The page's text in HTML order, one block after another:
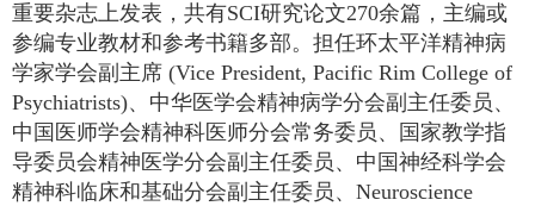
重要杂志上发表 ， 共有SCI研究论文270余篇，主编或
参编专业教材和参考书籍多部。担任环太平洋精神病
学家学会副主席 (Vice President, Pacific Rim College of
Psychiatrists)、中华医学会精神病学分会副主任委员、
中国医师学会精神科医师分会常务委员、国家教学指
导委员会精神医学分会副主任委员、中国神经科学会
精神科临床和基础分会副主任委员、 Neuroscience